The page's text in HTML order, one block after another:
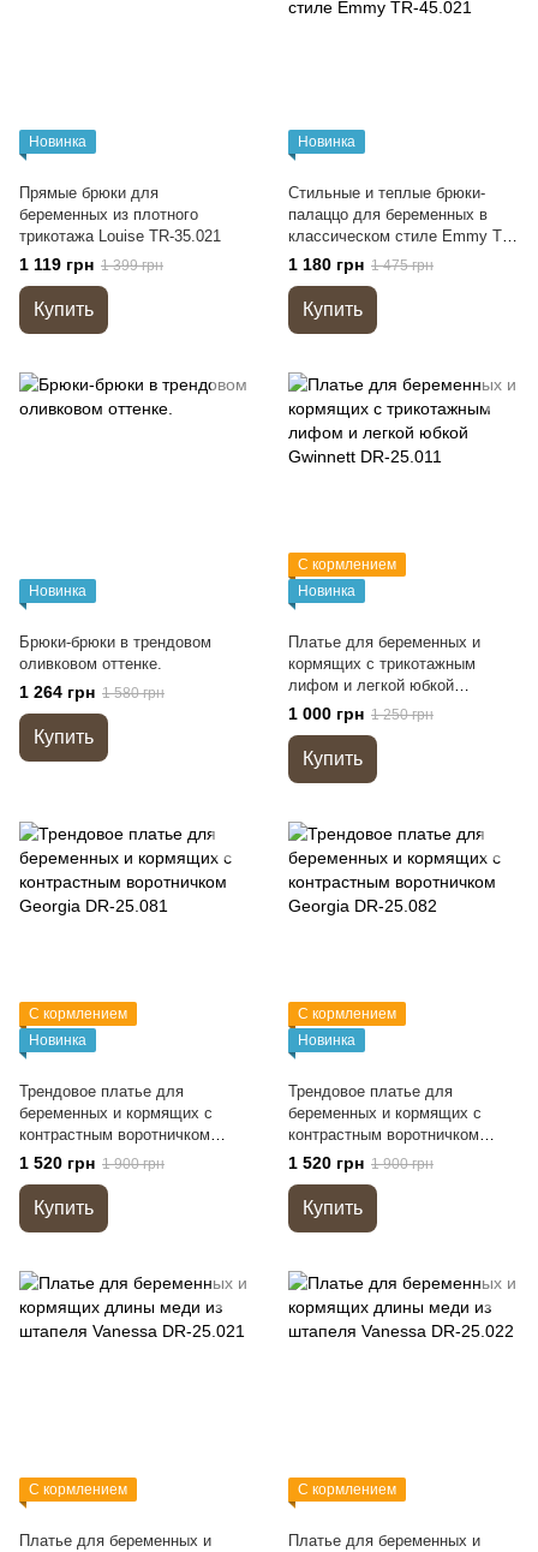
Новинка
Прямые брюки для
беременных из плотного
трикотажа Louise TR-35.021
1 119 грн 1 399 грн
Купить
Новинка
Стильные и теплые брюки-
палаццо для беременных в
классическом стиле Emmy TR-
45.021
1 180 грн 1 475 грн
Купить
Новинка
Брюки-брюки в трендовом
оливковом оттенке.
1 264 грн 1 580 грн
Купить
С кормлением
Новинка
Платье для беременных и
кормящих с трикотажным
лифом и легкой юбкой
Gwinnett DR-25.011
1 000 грн 1 250 грн
Купить
С кормлением
Новинка
Трендовое платье для
беременных и кормящих с
контрастным воротничком
Georgia DR-25.081
1 520 грн 1 900 грн
Купить
С кормлением
Новинка
Трендовое платье для
беременных и кормящих с
контрастным воротничком
Georgia DR-25.082
1 520 грн 1 900 грн
Купить
С кормлением
Платье для беременных и
С кормлением
Платье для беременных и